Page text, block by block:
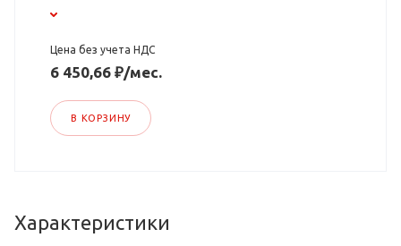
Цена без учета НДС
6 450,66 ₽/мес.
В КОРЗИНУ
Характеристики